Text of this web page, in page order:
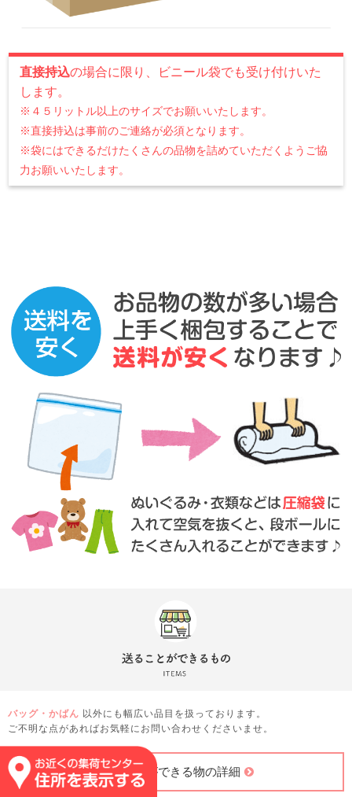
直接持込の場合に限り、ビニール袋でも受け付けいた
します。
※４５リットル以上のサイズでお願いいたします。
※直接持込は事前のご連絡が必須となります。
※袋にはできるだけたくさんの品物を詰めていただくようご協
力お願いいたします。
バッグ・かばん 以外にも幅広い品目を扱っております。
ご不明な点があればお気軽にお問い合わせくださいませ。
送ることができる物の詳細